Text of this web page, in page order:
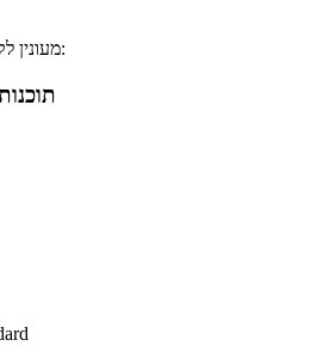
מעונין לקבל הצעת מחיר או מידע עבור: